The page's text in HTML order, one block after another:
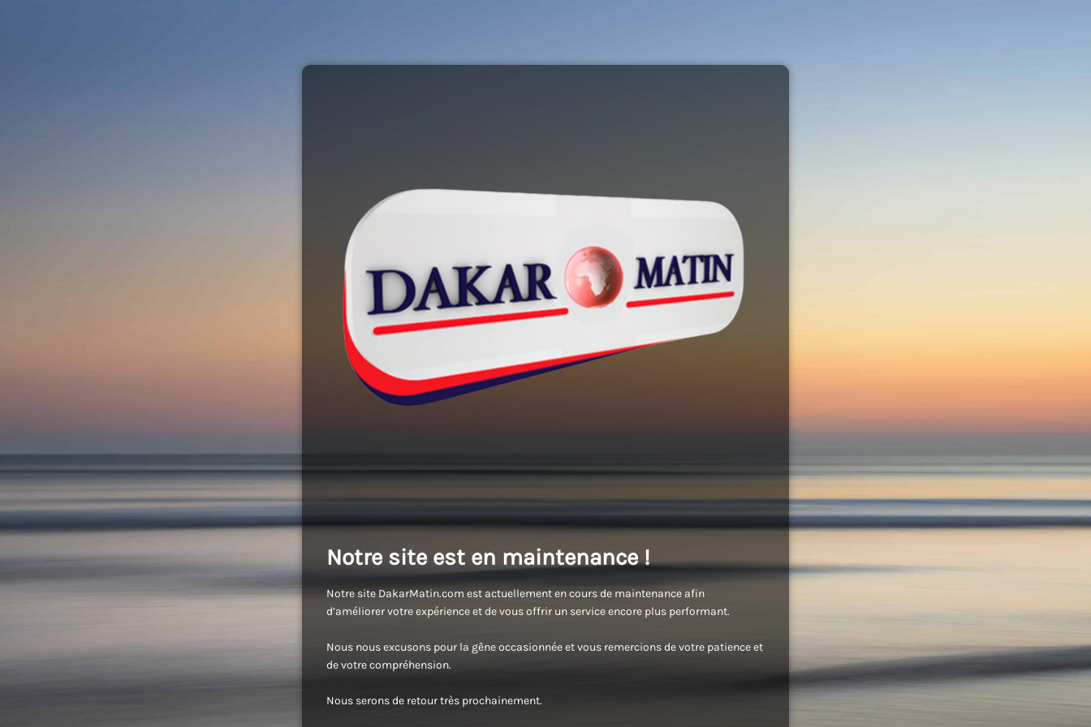
Notre site est en maintenance !
Notre site DakarMatin.com est actuellement en cours de maintenance afin
d’améliorer votre expérience et de vous offrir un service encore plus performant.
Nous nous excusons pour la gêne occasionnée et vous remercions de votre patience et
de votre compréhension.
Nous serons de retour très prochainement.